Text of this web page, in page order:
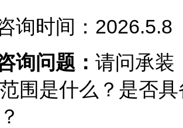
询时间：2026.5.8
询问题： 请问承装
围是什么？是否